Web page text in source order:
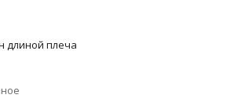
длиной плеча